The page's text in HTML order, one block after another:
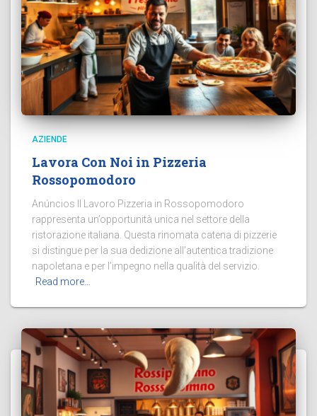
AZIENDE
Lavora Con Noi in Pizzeria
Rossopomodoro
Anúncios Il Lavoro Pizzeria in Rossopomodoro
rappresenta un’opportunità unica nel settore della
ristorazione italiana. Questa rinomata catena di pizzerie
si distingue per la sua dedizione all’autentica tradizione
napoletana e per l’impegno nella qualità del servizio.
Read more…